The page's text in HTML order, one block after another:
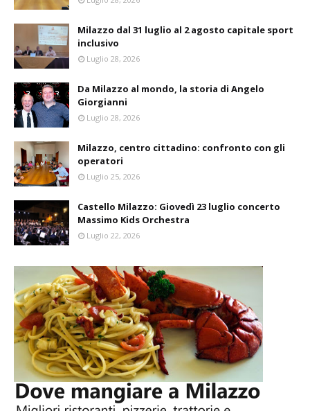
Milazzo dal 31 luglio al 2 agosto capitale sport
inclusivo
Luglio 28, 2026
Da Milazzo al mondo, la storia di Angelo
Giorgianni
Luglio 28, 2026
Milazzo, centro cittadino: confronto con gli
operatori
Luglio 25, 2026
Castello Milazzo: Giovedì 23 luglio concerto
Massimo Kids Orchestra
Luglio 22, 2026